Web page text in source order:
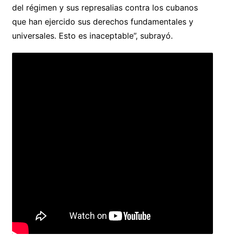
del régimen y sus represalias contra los cubanos
que han ejercido sus derechos fundamentales y
universales. Esto es inaceptable”, subrayó.